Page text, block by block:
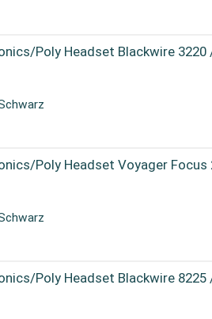
Poly Headset Blackwire 3220
Poly Headset Voyager
Poly Headset Blackwire 8225